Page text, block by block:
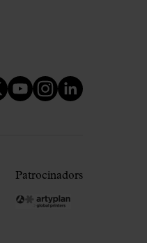
Patrocinadors